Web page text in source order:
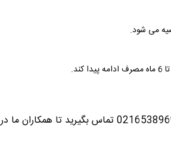
می شود.
تماس بگیرید تا همکاران ما در